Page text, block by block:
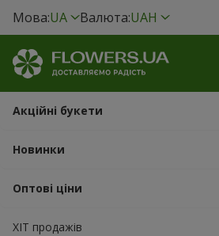
Мова:UA Валюта:UAH
Акційні букети
Новинки
Оптові ціни
ХІТ продажів